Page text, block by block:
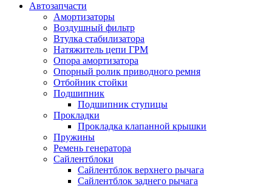
Автозапчасти
Амортизаторы
Воздушный фильтр
Втулка стабилизатора
Натяжитель цепи ГРМ
Опора амортизатора
Опорный ролик приводного ремня
Отбойник стойки
Подшипник
Подшипник ступицы
Прокладки
Прокладка клапанной крышки
Пружины
Ремень генератора
Сайлентблоки
Сайлентблок верхнего рычага
Сайлентблок заднего рычага